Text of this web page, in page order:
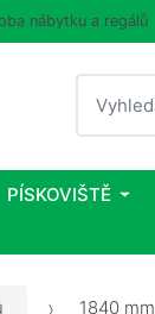
nábytku a regálů
Vyhledat
PÍSKOVIŠTĚ
1840 mm